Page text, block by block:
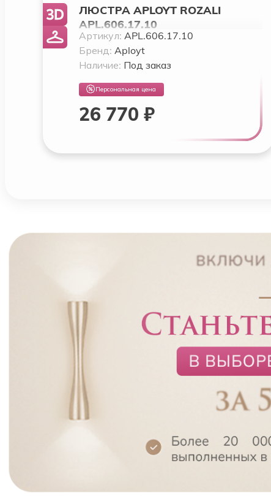
ЛЮСТРА APLOYT ROZALI
APL.606.17.10
Артикул: APL.606.17.10
Бренд: Aployt
Наличие: Под заказ
Персональная цена
26 770 ₽